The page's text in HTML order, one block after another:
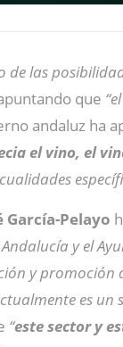
de las
que
andaluz ha
el vino, el
García-Pelayo
y el
y promoción
es
“este sector y